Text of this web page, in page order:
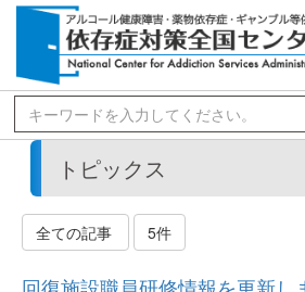
トピックス
全ての記事 5件